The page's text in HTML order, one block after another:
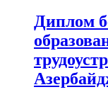
Диплом